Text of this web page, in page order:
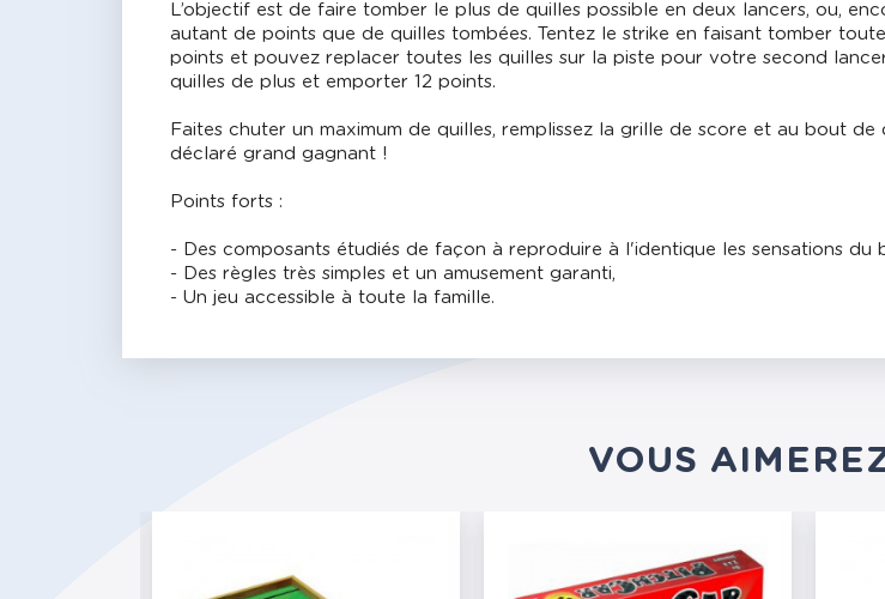
L’objectif est de faire tomber le plus de quilles possible en deux lancers, ou,
autant de points que de quilles tombées. Tentez le strike en faisant tomber
points et pouvez replacer toutes les quilles sur la piste pour votre second
quilles de plus et emporter 12 points.
Faites chuter un maximum de quilles, remplissez la grille de score et au bout
déclaré grand gagnant !
Points forts :
- Des composants étudiés de façon à reproduire à l'identique les sensations du
- Des règles très simples et un amusement garanti,
- Un jeu accessible à toute la famille.
VOUS